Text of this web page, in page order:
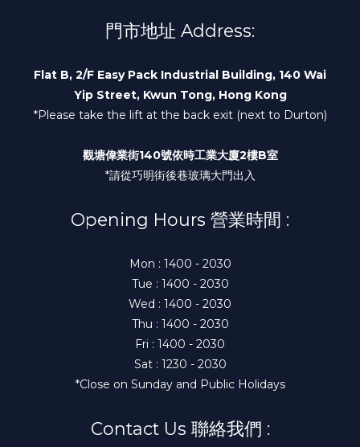
門市地址 Address:
Flat B, 2/F Easy Pack Industrial Building, 140 Wai
Yip Street, Kwun Tong, Hong Kong
*Please take the lift at the back exit (next to Durton)
觀塘偉業街140號依時工業大廈2樓B室
*請從巧明街後巷玻璃大門出入
Opening Hours 營業時間 :
Mon : 1400 - 2030
Tue : 1400 - 2030
Wed : 1400 - 2030
Thu : 1400 - 2030
Fri : 1400 - 2030
Sat : 1230 - 2030
*Close on Sunday and Public Holidays
Contact Us 聯絡我們 :